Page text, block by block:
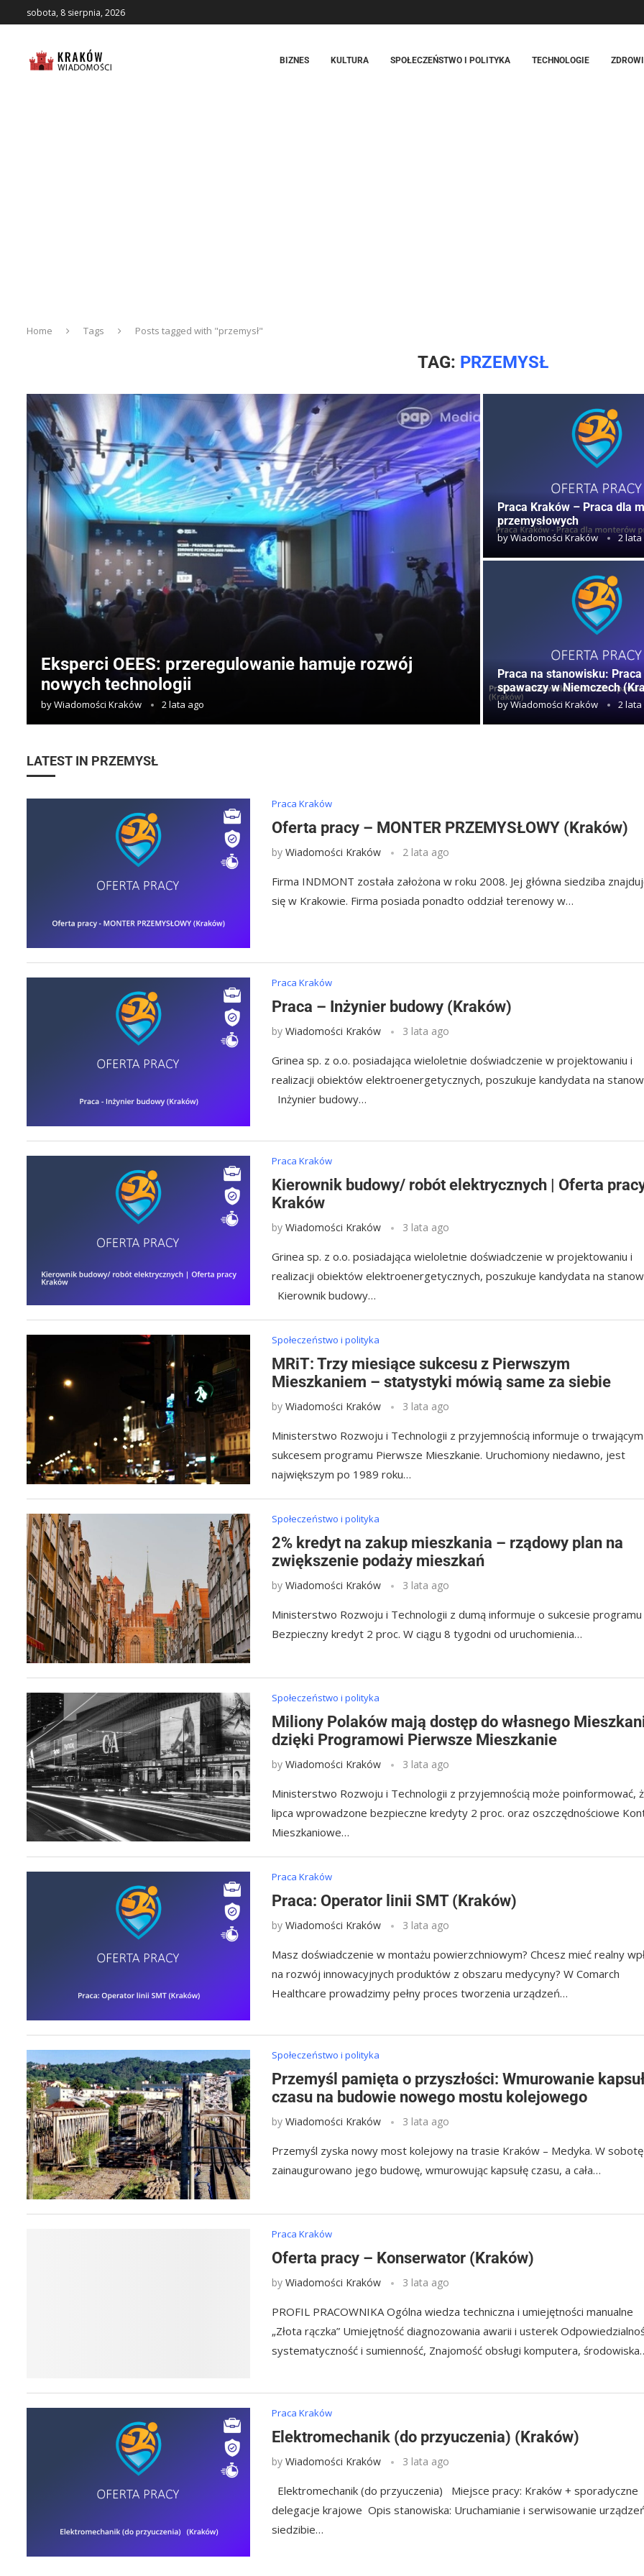
sobota, 8 sierpnia, 2026
BIZNES KULTURA SPOŁECZEŃSTWO I POLITYKA TECHNOLOGIE
Home Tags Posts tagged with "przemysł"
TAG: PRZEMYSŁ
Eksperci OEES: przeregulowanie hamuje rozwój
nowych technologii
byWiadomości Kraków 2 lata ago
Praca Kraków – Praca dla
przemysłowych
byWiadomości Kraków 2 lata
Praca na stanowisku:
spawaczy w Niemczech
byWiadomości Kraków 2 lata
LATEST IN PRZEMYSŁ
Praca Kraków
Oferta pracy – MONTER PRZEMYSŁOWY (Kraków)
byWiadomości Kraków 2 lata ago
Firma INDMONT została założona w roku 2008. Jej główna siedziba
się w Krakowie. Firma posiada ponadto oddział terenowy w…
Praca Kraków
Praca – Inżynier budowy (Kraków)
byWiadomości Kraków 3 lata ago
Grinea sp. z o.o. posiadająca wieloletnie doświadczenie w projektowaniu i
realizacji obiektów elektroenergetycznych, poszukuje kandydata na
Inżynier budowy…
Praca Kraków
Kierownik budowy/ robót elektrycznych | Oferta
Kraków
byWiadomości Kraków 3 lata ago
Grinea sp. z o.o. posiadająca wieloletnie doświadczenie w projektowaniu i
realizacji obiektów elektroenergetycznych, poszukuje kandydata na
Kierownik budowy…
Społeczeństwo i polityka
MRiT: Trzy miesiące sukcesu z Pierwszym
Mieszkaniem – statystyki mówią same za siebie
byWiadomości Kraków 3 lata ago
Ministerstwo Rozwoju i Technologii z przyjemnością informuje o trwającym
sukcesem programu Pierwsze Mieszkanie. Uruchomiony niedawno, jest
największym po 1989 roku…
Społeczeństwo i polityka
2% kredyt na zakup mieszkania – rządowy plan na
zwiększenie podaży mieszkań
byWiadomości Kraków 3 lata ago
Ministerstwo Rozwoju i Technologii z dumą informuje o sukcesie programu
Bezpieczny kredyt 2 proc. W ciągu 8 tygodni od uruchomienia…
Społeczeństwo i polityka
Miliony Polaków mają dostęp do własnego
dzięki Programowi Pierwsze Mieszkanie
byWiadomości Kraków 3 lata ago
Ministerstwo Rozwoju i Technologii z przyjemnością może poinformować,
lipca wprowadzone bezpieczne kredyty 2 proc. oraz oszczędnościowe
Mieszkaniowe…
Praca Kraków
Praca: Operator linii SMT (Kraków)
byWiadomości Kraków 3 lata ago
Masz doświadczenie w montażu powierzchniowym? Chcesz mieć realny
na rozwój innowacyjnych produktów z obszaru medycyny? W Comarch
Healthcare prowadzimy pełny proces tworzenia urządzeń…
Społeczeństwo i polityka
Przemyśl pamięta o przyszłości: Wmurowanie
czasu na budowie nowego mostu kolejowego
byWiadomości Kraków 3 lata ago
Przemyśl zyska nowy most kolejowy na trasie Kraków – Medyka. W sobotę
zainaugurowano jego budowę, wmurowując kapsułę czasu, a cała…
Praca Kraków
Oferta pracy – Konserwator (Kraków)
byWiadomości Kraków 3 lata ago
PROFIL PRACOWNIKA Ogólna wiedza techniczna i umiejętności manualne
„Złota rączka” Umiejętność diagnozowania awarii i usterek
systematyczność i sumienność, Znajomość obsługi komputera,
Praca Kraków
Elektromechanik (do przyuczenia) (Kraków)
byWiadomości Kraków 3 lata ago
Elektromechanik (do przyuczenia) Miejsce pracy: Kraków + sporadyczne
delegacje krajowe Opis stanowiska: Uruchamianie i serwisowanie
siedzibie…